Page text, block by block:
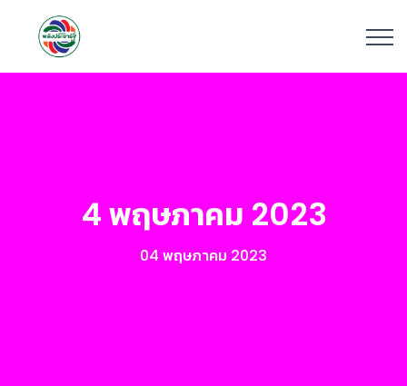
4 พฤษภาคม 2023
04 พฤษภาคม 2023